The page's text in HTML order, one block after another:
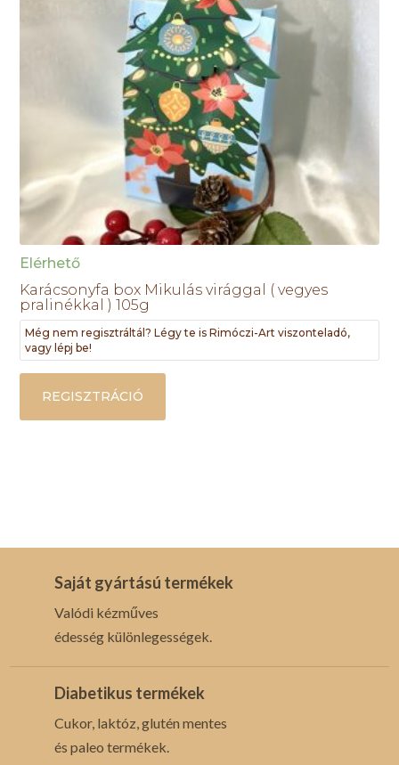
Elérhető
Karácsonyfa box Mikulás virággal ( vegyes
pralinékkal ) 105g
Még nem regisztráltál? Légy te is Rimóczi-Art viszonteladó,
vagy lépj be!
REGISZTRÁCIÓ
Saját gyártású termékek
Valódi kézműves
édesség különlegességek.
Diabetikus termékek
Cukor, laktóz, glutén mentes
és paleo termékek.